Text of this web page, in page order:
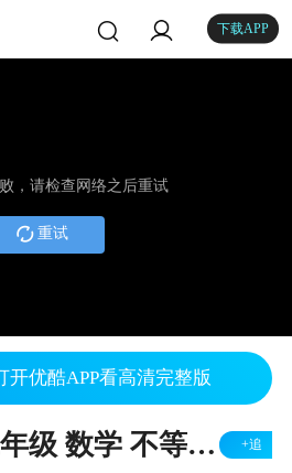
下载APP
，请检查网络之后重试
重试
开优酷APP看高清完整版
君翰网校-初二年级 数学 不等式的基本性质 +追